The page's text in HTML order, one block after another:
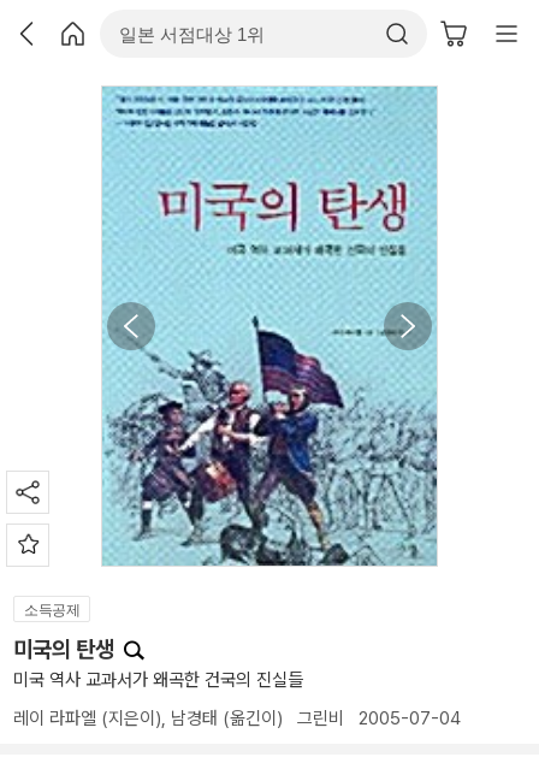
소득공제
미국의 탄생
미국 역사 교과서가 왜곡한 건국의 진실들
레이 라파엘 (지은이), 남경태 (옮긴이) 그린비 2005-07-04